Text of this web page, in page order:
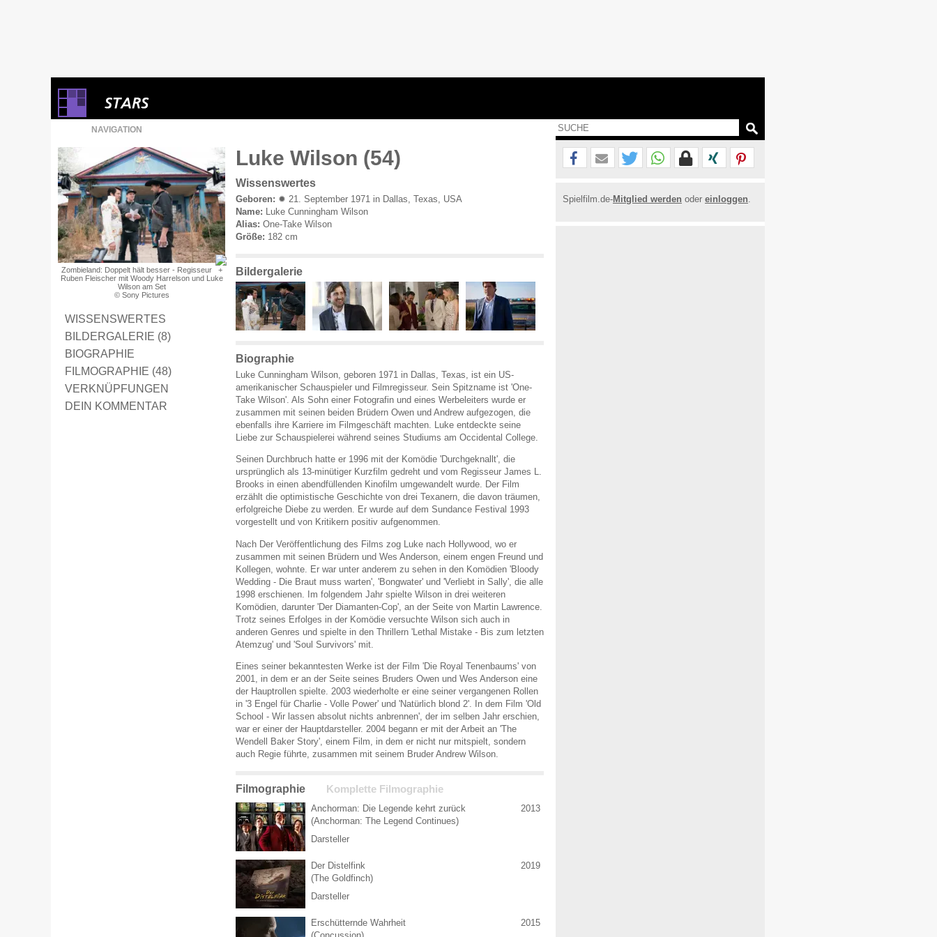
NAVIGATION
Zombieland: Doppelt hält besser - Regisseur
Ruben Fleischer mit Woody Harrelson und Luke
Wilson am Set
© Sony Pictures
WISSENSWERTES
BILDERGALERIE (8)
BIOGRAPHIE
FILMOGRAPHIE (48)
VERKNÜPFUNGEN
DEIN KOMMENTAR
Luke Wilson (54)
Wissenswertes
Geboren: ✹ 21. September 1971 in Dallas, Texas, USA
Name: Luke Cunningham Wilson
Alias: One-Take Wilson
Größe: 182 cm
Bildergalerie
Biographie
Luke Cunningham Wilson, geboren 1971 in Dallas, Texas, ist ein US-
amerikanischer Schauspieler und Filmregisseur. Sein Spitzname ist 'One-
Take Wilson'. Als Sohn einer Fotografin und eines Werbeleiters wurde er
zusammen mit seinen beiden Brüdern Owen und Andrew aufgezogen, die
ebenfalls ihre Karriere im Filmgeschäft machten. Luke entdeckte seine
Liebe zur Schauspielerei während seines Studiums am Occidental College.
Seinen Durchbruch hatte er 1996 mit der Komödie 'Durchgeknallt', die
ursprünglich als 13-minütiger Kurzfilm gedreht und vom Regisseur James L.
Brooks in einen abendfüllenden Kinofilm umgewandelt wurde. Der Film
erzählt die optimistische Geschichte von drei Texanern, die davon träumen,
erfolgreiche Diebe zu werden. Er wurde auf dem Sundance Festival 1993
vorgestellt und von Kritikern positiv aufgenommen.
Nach Der Veröffentlichung des Films zog Luke nach Hollywood, wo er
zusammen mit seinen Brüdern und Wes Anderson, einem engen Freund und
Kollegen, wohnte. Er war unter anderem zu sehen in den Komödien 'Bloody
Wedding - Die Braut muss warten', 'Bongwater' und 'Verliebt in Sally', die alle
1998 erschienen. Im folgendem Jahr spielte Wilson in drei weiteren
Komödien, darunter 'Der Diamanten-Cop', an der Seite von Martin Lawrence.
Trotz seines Erfolges in der Komödie versuchte Wilson sich auch in
anderen Genres und spielte in den Thrillern 'Lethal Mistake - Bis zum letzten
Atemzug' und 'Soul Survivors' mit.
Eines seiner bekanntesten Werke ist der Film 'Die Royal Tenenbaums' von
2001, in dem er an der Seite seines Bruders Owen und Wes Anderson eine
der Hauptrollen spielte. 2003 wiederholte er eine seiner vergangenen Rollen
in '3 Engel für Charlie - Volle Power' und 'Natürlich blond 2'. In dem Film 'Old
School - Wir lassen absolut nichts anbrennen', der im selben Jahr erschien,
war er einer der Hauptdarsteller. 2004 begann er mit der Arbeit an 'The
Wendell Baker Story', einem Film, in dem er nicht nur mitspielt, sondern
auch Regie führte, zusammen mit seinem Bruder Andrew Wilson.
Filmographie Komplette Filmographie
Anchorman: Die Legende kehrt zurück
(Anchorman: The Legend Continues)
Darsteller
2013
Der Distelfink
(The Goldfinch)
Darsteller
2019
Erschütternde Wahrheit
2015
Spielfilm.de-Mitglied werden oder einloggen.